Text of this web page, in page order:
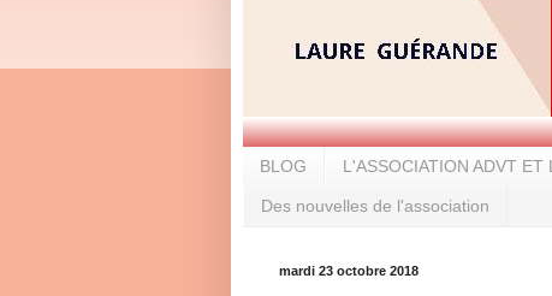
BLOG L'ASSOCIATION ADVT ET
Des nouvelles de l'association
mardi 23 octobre 2018